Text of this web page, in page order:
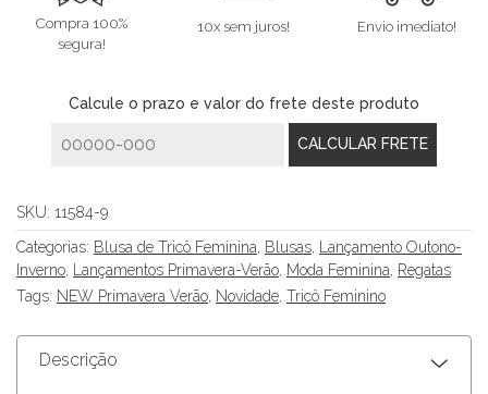
Compra 100%
segura!
10x sem juros! Envio imediato!
Calcule o prazo e valor do frete deste produto
SKU: 11584-9
Categorias: Blusa de Tricô Feminina, Blusas, Lançamento Outono-
Inverno, Lançamentos Primavera-Verão, Moda Feminina, Regatas
Tags: NEW Primavera Verão, Novidade, Tricô Feminino
Descrição